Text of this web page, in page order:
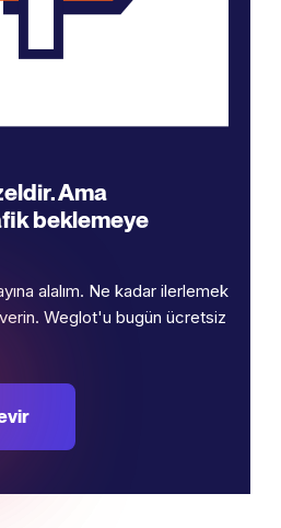
Ama
beklemeye
alalım. Ne kadar ilerlemek
Weglot'u bugün ücretsiz